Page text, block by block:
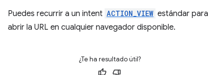
Puedes recurrir a un intent ACTION_VIEW estándar para
abrir la URL en cualquier navegador disponible.
¿Te ha resultado útil?